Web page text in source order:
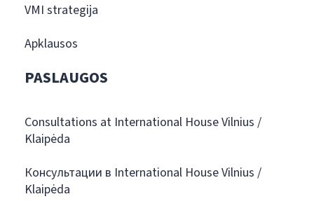
VMI strategija
Apklausos
PASLAUGOS
Consultations at International House Vilnius /
Klaipėda
Консультации в International House Vilnius /
Klaipėda